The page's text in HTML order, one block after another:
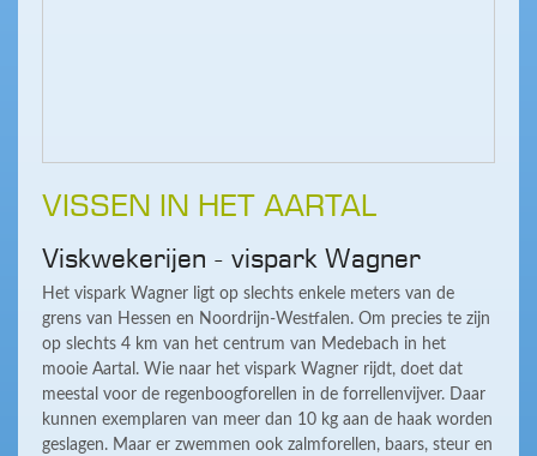
VISSEN IN HET AARTAL
Viskwekerijen - vispark Wagner
Het vispark Wagner ligt op slechts enkele meters van de
grens van Hessen en Noordrijn-Westfalen. Om precies te zijn
op slechts 4 km van het centrum van Medebach in het
mooie Aartal. Wie naar het vispark Wagner rijdt, doet dat
meestal voor de regenboogforellen in de forrellenvijver. Daar
kunnen exemplaren van meer dan 10 kg aan de haak worden
geslagen. Maar er zwemmen ook zalmforellen, baars, steur en